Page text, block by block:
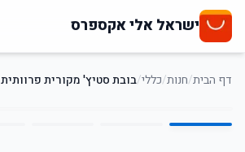
ישראל אלי אקספרס
דף הבית/חנות/כללי/בובת סטיץ' מקורית פרוותית
1
/
4